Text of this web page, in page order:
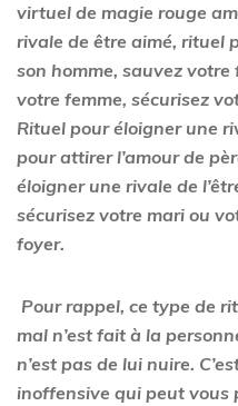
virtuel de magie rouge
rivale de être aimé, rituel
son homme, sauvez
votre femme, sécurisez
Rituel pour éloigner une
pour attirer l’amour de
éloigner une rivale de
sécurisez votre mari ou
foyer.
Pour rappel, ce type de
mal n’est fait à la
n’est pas de lui nuire.
inoffensive qui peut vous